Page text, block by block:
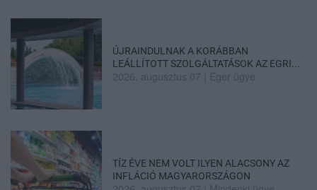
ÚJRAINDULNAK A KORÁBBAN
LEÁLLÍTOTT SZOLGÁLTATÁSOK AZ EGRI...
2026. augusztus 07 Eger ügye
TÍZ ÉVE NEM VOLT ILYEN ALACSONY AZ
INFLÁCIÓ MAGYARORSZÁGON